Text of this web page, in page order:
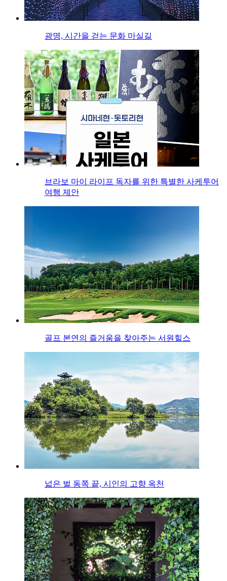
광명, 시간을 걷는 문화 마실길
브라보 마이 라이프 독자를 위한 특별한 사케투어
여행 제안
골프 본연의 즐거움을 찾아주는 서원힐스
넓은 벌 동쪽 끝, 시인의 고향 옥천